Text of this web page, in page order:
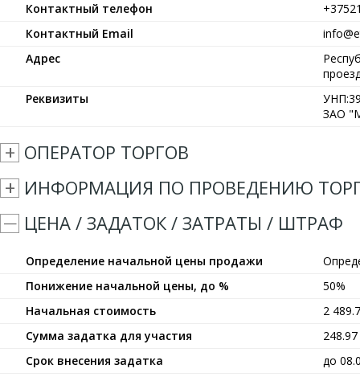
Контактный телефон
Контактный Email
Адрес
Реквизиты
ЗАО
ОПЕРАТОР ТОРГОВ
ИНФОРМАЦИЯ ПО ПРОВЕДЕНИЮ
ЦЕНА / ЗАДАТОК / ЗАТРАТЫ / ШТРАФ
Определение начальной цены продажи
Понижение начальной цены, до %
50%
Начальная стоимость
2
Сумма задатка для участия
Срок внесения задатка
до